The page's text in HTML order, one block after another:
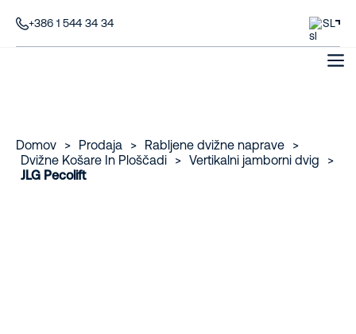
+386 1 544 34 34 SL
Domov > Prodaja > Rabljene dvižne naprave
>
Dvižne Košare In Ploščadi
> Vertikalni jamborni dvig
>
JLG Pecolift